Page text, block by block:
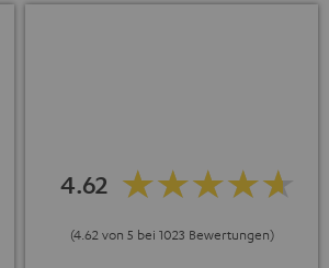
4.62
(4.62 von 5 bei 1023 Bewertungen)